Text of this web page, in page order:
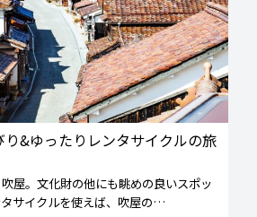
&ゆったりレンタサイクルの旅
屋。文化財の他にも眺めの良いスポッ
サイクルを使えば、吹屋の…